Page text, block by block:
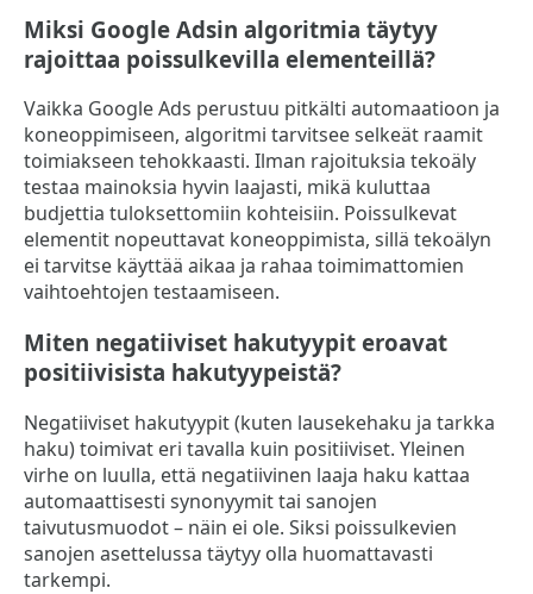
Miksi Google Adsin algoritmia täytyy
rajoittaa poissulkevilla elementeillä?
Vaikka Google Ads perustuu pitkälti automaatioon ja
koneoppimiseen, algoritmi tarvitsee selkeät raamit
toimiakseen tehokkaasti. Ilman rajoituksia tekoäly
testaa mainoksia hyvin laajasti, mikä kuluttaa
budjettia tuloksettomiin kohteisiin. Poissulkevat
elementit nopeuttavat koneoppimista, sillä tekoälyn
ei tarvitse käyttää aikaa ja rahaa toimimattomien
vaihtoehtojen testaamiseen.
Miten negatiiviset hakutyypit eroavat
positiivisista hakutyypeistä?
Negatiiviset hakutyypit (kuten lausekehaku ja tarkka
haku) toimivat eri tavalla kuin positiiviset. Yleinen
virhe on luulla, että negatiivinen laaja haku kattaa
automaattisesti synonyymit tai sanojen
taivutusmuodot – näin ei ole. Siksi poissulkevien
sanojen asettelussa täytyy olla huomattavasti
tarkempi.